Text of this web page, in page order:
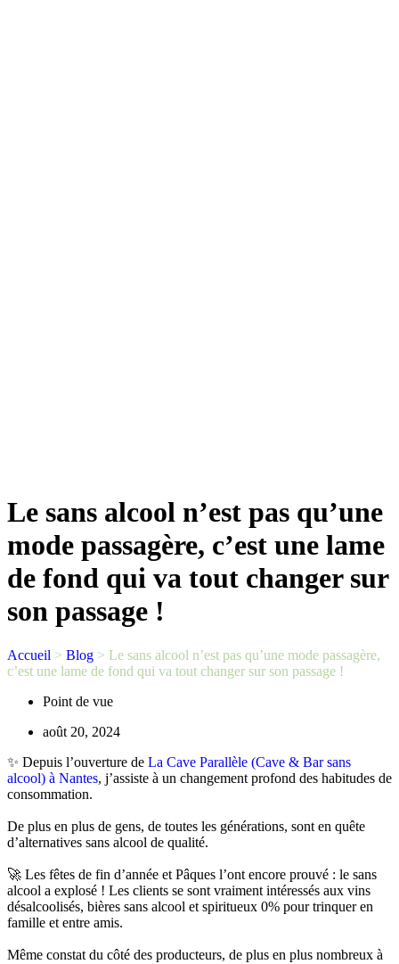
Le sans alcool n’est pas qu’une
mode passagère, c’est une lame
de fond qui va tout changer sur
son passage !
Accueil > Blog > Le sans alcool n’est pas qu’une mode passagère,
c’est une lame de fond qui va tout changer sur son passage !
Point de vue
août 20, 2024
✨️ Depuis l’ouverture de La Cave Parallèle (Cave & Bar sans
alcool) à Nantes, j’assiste à un changement profond des habitudes de
consommation.
De plus en plus de gens, de toutes les générations, sont en quête
d’alternatives sans alcool de qualité.
🚀 Les fêtes de fin d’année et Pâques l’ont encore prouvé : le sans
alcool a explosé ! Les clients se sont vraiment intéressés aux vins
désalcoolisés, bières sans alcool et spiritueux 0% pour trinquer en
famille et entre amis.
Même constat du côté des producteurs, de plus en plus nombreux à